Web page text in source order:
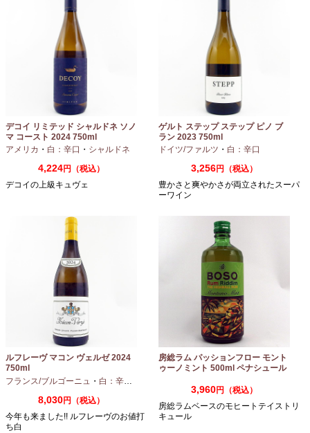
デコイ リミテッド シャルドネ ソノ
マ コースト 2024 750ml
アメリカ ・ 白：辛口 ・ シャルドネ
4,224円（税込）
デコイの上級キュヴェ
ゲルト ステップ ステップ ピノ ブ
ラン 2023 750ml
ドイツ/ファルツ ・ 白：辛口
3,256円（税込）
豊かさと爽やかさが両立されたスーパ
ーワイン
ルフレーヴ マコン ヴェルゼ 2024
750ml
フランス/ブルゴーニュ ・ 白：辛口
8,030円（税込）
今年も来ました!! ルフレーヴのお値打
ち白
房総ラム パッションフロー モント
ゥーノミント 500ml ペナシュール
3,960円（税込）
房総ラムベースのモヒートテイストリ
キュール